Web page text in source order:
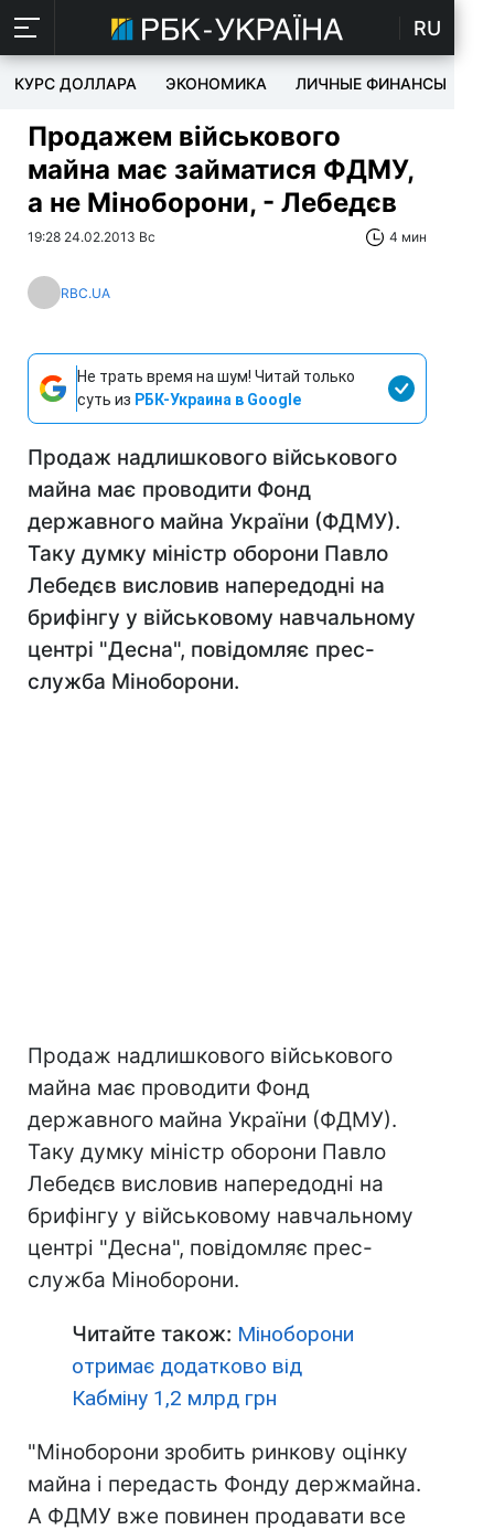
RU
КУРС ДОЛЛАРА ЭКОНОМИКА ЛИЧНЫЕ ФИНАНСЫ
Продажем військового
майна має займатися ФДМУ,
а не Міноборони, - Лебедєв
19:28 24.02.2013 Вс 4 мин
RBC.UA
Не трать время на шум! Читай только
суть из РБК-Украина в Google
Продаж надлишкового військового
майна має проводити Фонд
державного майна України (ФДМУ).
Таку думку міністр оборони Павло
Лебедєв висловив напередодні на
брифінгу у військовому навчальному
центрі "Десна", повідомляє прес-
служба Міноборони.
Продаж надлишкового військового
майна має проводити Фонд
державного майна України (ФДМУ).
Таку думку міністр оборони Павло
Лебедєв висловив напередодні на
брифінгу у військовому навчальному
центрі "Десна", повідомляє прес-
служба Міноборони.
Читайте також: Міноборони
отримає додатково від
Кабміну 1,2 млрд грн
"Міноборони зробить ринкову оцінку
майна і передасть Фонду держмайна.
А ФДМУ вже повинен продавати все